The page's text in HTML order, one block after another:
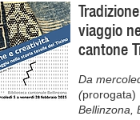
viaggio
cantone
Da
(prorogata)
Bellinzona,